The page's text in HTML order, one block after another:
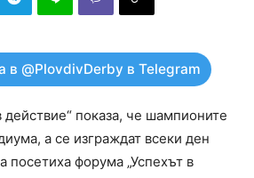
в @PlovdivDerby в Telegram
действие“ показа, че шампионите
а се изграждат всеки ден
посетиха форума „Успехът в